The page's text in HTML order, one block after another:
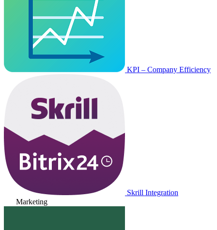
KPI – Company Efficiency
Skrill Integration
Marketing